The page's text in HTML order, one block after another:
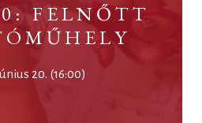
FELNŐTT
20. (16:00)